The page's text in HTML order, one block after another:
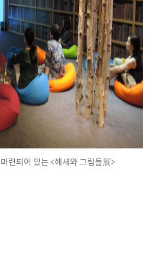
련되어 있는 <헤세와 그림들展>